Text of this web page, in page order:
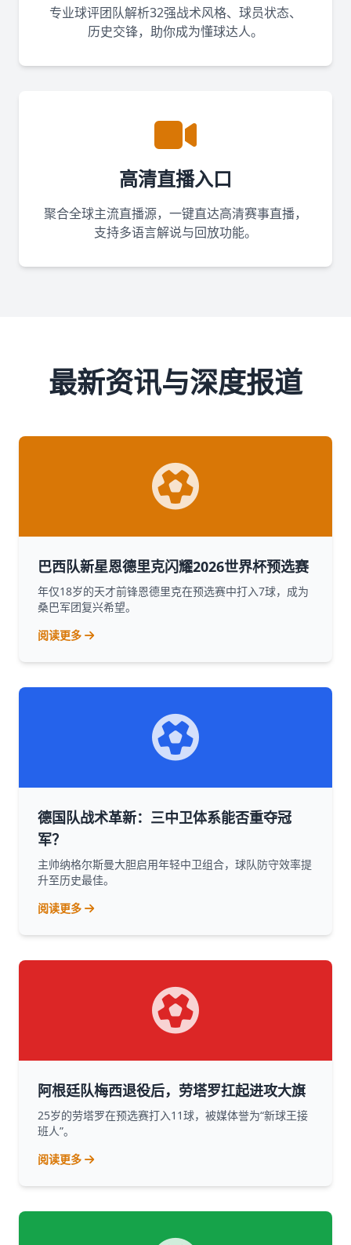
专业球评团队解析32强战术风格、球员状态、
历史交锋，助你成为懂球达人。
高清直播入口
聚合全球主流直播源，一键直达高清赛事直播，
支持多语言解说与回放功能。
最新资讯与深度报道
巴西队新星恩德里克闪耀2026世界杯预选赛
年仅18岁的天才前锋恩德里克在预选赛中打入7球，成为
桑巴军团复兴希望。
阅读更多
德国队战术革新：三中卫体系能否重夺冠
军？
主帅纳格尔斯曼大胆启用年轻中卫组合，球队防守效率提
升至历史最佳。
阅读更多
阿根廷队梅西退役后，劳塔罗扛起进攻大旗
25岁的劳塔罗在预选赛打入11球，被媒体誉为“新球王接
班人”。
阅读更多